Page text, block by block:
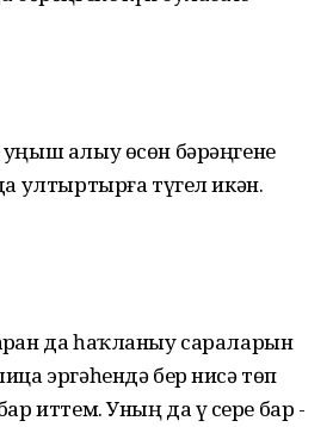
алыу өсөн бәрәңгене
ултыртырға түгел икән.
да һаҡланыу сараларын
эргәһендә бер нисә төп
иттем. Уның да үҙ сере бар -